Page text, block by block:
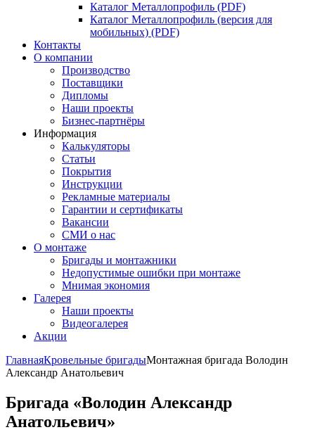
Каталог Металлопрофиль (PDF)
Каталог Металлопрофиль (версия для
мобильных) (PDF)
Контакты
О компании
Производство
Поставщики
Дипломы
Наши проекты
Бизнес-партнёры
Информация
Калькуляторы
Статьи
Покрытия
Инструкции
Рекламные материалы
Гарантии и сертификаты
Вакансии
СМИ о нас
О монтаже
Бригады и монтажники
Недопустимые ошибки при монтаже
Мнимая экономия
Галерея
Наши проекты
Видеогалерея
Акции
ГлавнаяКровельные бригадыМонтажная бригада Володин
Александр Анатольевич
Бригада «Володин Александр
Анатольевич»